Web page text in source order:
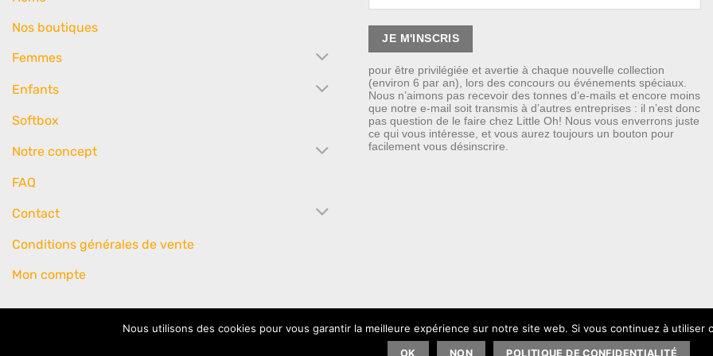
Nos boutiques
Femmes
Enfants
Softbox
Notre concept
FAQ
Contact
Conditions générales de vente
Mon compte
pour être privilégiée et avertie à chaque nouvelle collection
(environ 6 par an), lors des concours ou événements spéciaux.
Nous n’aimons pas recevoir des tonnes d’e-mails et encore moins
que notre e-mail soit transmis à d’autres entreprises : il n’est donc
pas question de le faire chez Little Oh! Nous vous enverrons juste
ce qui vous intéresse, et vous aurez toujours un bouton pour
facilement vous désinscrire.
Little Oh!
Nous utilisons des cookies pour vous garantir la meilleure expérience sur notre site web. Si vous continuez à
OK NON POLITIQUE DE CONFIDENTIALITÉ